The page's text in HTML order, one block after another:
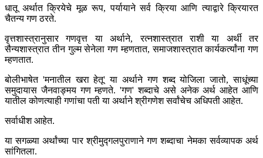
धातू अर्थात क्रियेचे मूळ रूप, पर्यायाने सर्व क्रिया आणि त्याद्वारे क्रियारत
चैतन्य गण ठरते.
वृत्तशास्त्रानुसार गणवृत्त या अर्थाने, रत्नशास्त्रात राशी या अर्थी तर
सैन्यशास्त्रात तीन गुल्म सेनेला गण म्हणतात, समाजशास्त्रात कार्यकर्त्यांना गण
म्हणतात.
बोलीभाषेत 'मनातील खरा हेतू' या अर्थाने गण शब्द योजिला जातो, साधूंच्या
समुदायास जैनवाङ्मय गण म्हणते. 'गण' शब्दाचे असे अनेक अर्थ आहेत आणि
यातील कोणत्याही गणांचा पती या अर्थाने श्रीगणेश सर्वांचेच अधिपती आहेत.
सर्वाधीश आहेत.
या सगळ्या अर्थांच्या पार श्रीमुद्गलपुराणाने गण शब्दाचा नेमका सर्वव्यापक अर्थ
सांगितला.